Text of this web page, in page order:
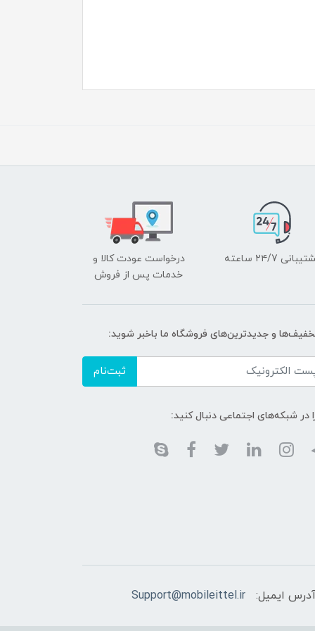
۲۴/7 ساعته
درخواست عودت کالا و
خدمات پس از فروش
و جدیدترین‌های فروشگاه ما باخبر شوید:
ثبت‌نام
در شبکه‌های اجتماعی دنبال کنید:
ایمیل: Support@mobileittel.ir